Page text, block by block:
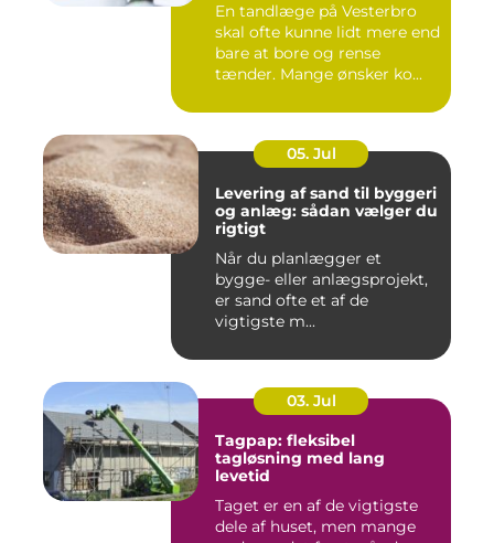
En tandlæge på Vesterbro
skal ofte kunne lidt mere end
bare at bore og rense
tænder. Mange ønsker ko...
05. Jul
Levering af sand til byggeri
og anlæg: sådan vælger du
rigtigt
Når du planlægger et
bygge- eller anlægsprojekt,
er sand ofte et af de
vigtigste m...
03. Jul
Tagpap: fleksibel
tagløsning med lang
levetid
Taget er en af de vigtigste
dele af huset, men mange